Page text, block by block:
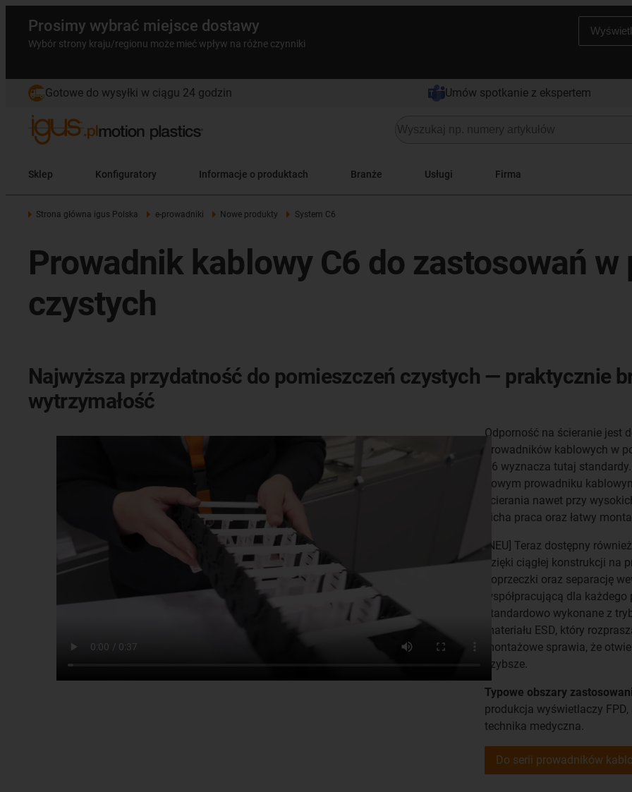
Prosimy wybrać miejsce dostawy
Wybór strony kraju/regionu może mieć wpływ na różne czynniki
Gotowe do wysyłki w ciągu 24 godzin Umów spotkanie z ekspertem
Sklep Konfiguratory Informacje o produktach Branże Usługi Firma
Strona główna igus Polska e-prowadniki Nowe produkty System C6
Prowadnik kablowy C6 do zastosowań
czystych
Najwyższa przydatność do pomieszczeń czystych — praktycznie
wytrzymałość
Odporność na ścieranie jest
prowadników kablowych w
C6 wyznacza tutaj
nowym prowadniku
ścierania nawet przy
cicha praca oraz łatwy
[NEU] Teraz dostępny
dzięki ciągłej konstrukcji
poprzeczki oraz separację
współpracującą dla
standardowo wykonane z
materiału ESD, który
montażowe sprawia, że
szybsze.
Typowe obszary
produkcja wyświetlaczy
technika medyczna.
Do serii prowadników